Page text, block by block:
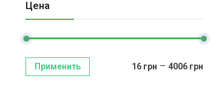
Цена
Применить 16грн – 4006грн